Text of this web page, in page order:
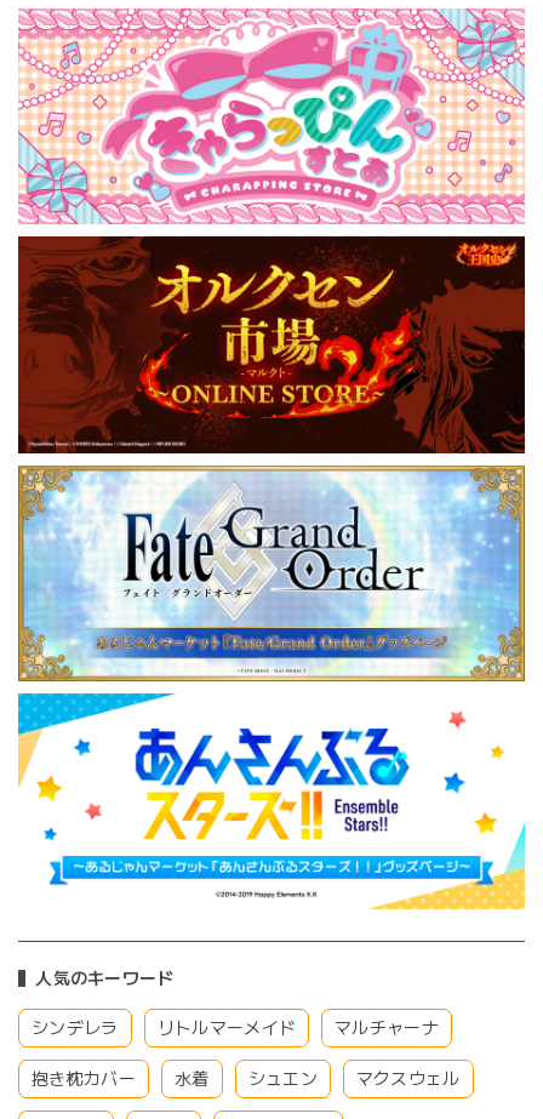
人気のキーワード
シンデレラ リトルマーメイド マルチャーナ
抱き枕カバー 水着 シュエン マクスウェル